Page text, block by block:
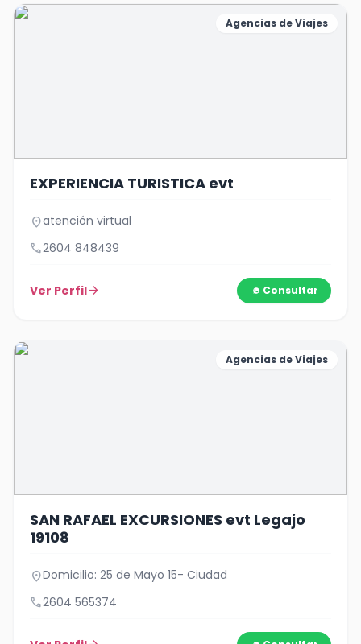
Agencias de Viajes
EXPERIENCIA TURISTICA evt
location_onatención virtual
call2604 848439
Ver Perfilarrow_forward Consultar
Agencias de Viajes
SAN RAFAEL EXCURSIONES evt Legajo
19108
location_onDomicilio: 25 de Mayo 15- Ciudad
call2604 565374